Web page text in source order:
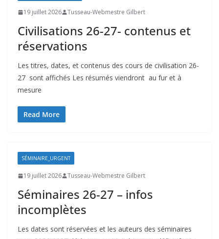
19 juillet 2026 Tusseau-Webmestre Gilbert
Civilisations 26-27- contenus et
réservations
Les titres, dates, et contenus des cours de civilisation 26-
27 sont affichés Les résumés viendront au fur et à
mesure
Read More
SÉMINAIRE_URGENT
19 juillet 2026 Tusseau-Webmestre Gilbert
Séminaires 26-27 – infos
incomplètes
Les dates sont réservées et les auteurs des séminaires